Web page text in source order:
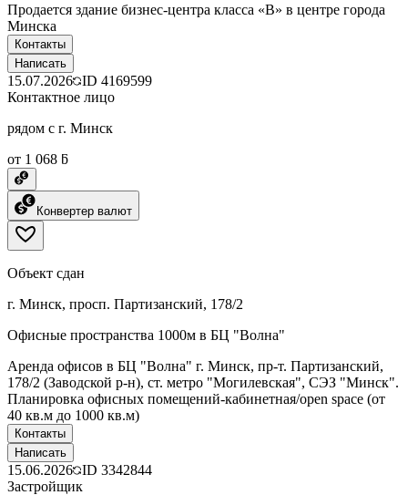
Пpодaeтcя здание бизнес-центра класса «B» в центpe гopoдa
Mинска
Контакты
Написать
15.07.2026 ID 4169599
Контактное лицо
рядом с г. Минск
от 1 068 ƃ
Конвертер валют
Объект сдан
г. Минск, просп. Партизанский, 178/2
Офисные пространства 1000м в БЦ "Волна"
Аренда офисов в БЦ "Волна" г. Минск, пр-т. Партизанский,
178/2 (Заводской р-н), ст. метро "Могилевская", СЭЗ "Минск".
Планировка офисных помещений-кабинетная/open space (от
40 кв.м до 1000 кв.м)
Контакты
Написать
15.06.2026 ID 3342844
Застройщик